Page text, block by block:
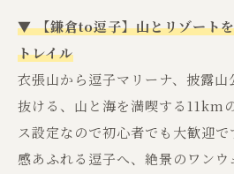
▼ 【鎌倉to逗子】山とリゾート
トレイル
衣張山から逗子マリーナ、披露山
抜ける、山と海を満喫する11km
ス設定なので初心者でも大歓迎で
感あふれる逗子へ、絶景のワンウ